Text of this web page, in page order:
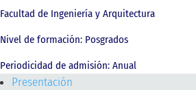
Facultad de Ingeniería y Arquitectura
Nivel de formación: Posgrados
Periodicidad de admisión: Anual
Presentación